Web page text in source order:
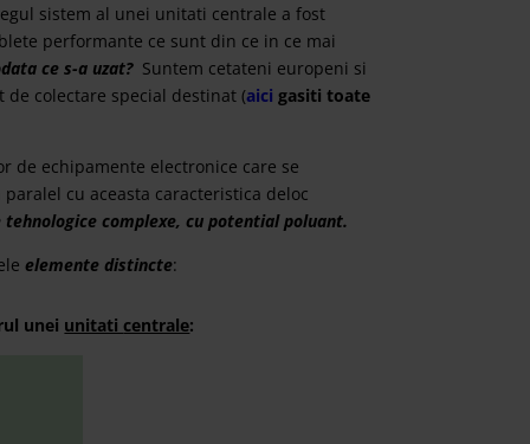
sistem al unei unitati centrale a fost
performante ce sunt din ce in ce mai
ce s-a uzat?Suntem cetateni europeni si
colectare special destinat (aici gasiti toate
de echipamente electronice care se
paralel cu aceasta caracteristica deloc
complexe, cu potential poluant.
elemente distincte:
unei unitati centrale: